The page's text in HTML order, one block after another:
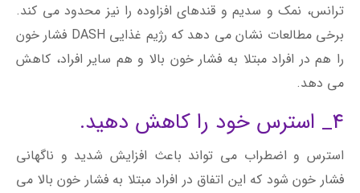
ترانس، نمک و سدیم و قندهای افزاوده را نیز محدود می کند.
برخی مطالعات نشان می دهد که رژیم غذایی DASH فشار خون
را هم در افراد مبتلا به فشار خون بالا و هم سایر افراد، کاهش
می دهد.
4_ استرس خود را کاهش دهید.
استرس و اضطراب می تواند باعث افزایش شدید و ناگهانی
فشار خون شود که این اتفاق در افراد مبتلا به فشار خون بالا می